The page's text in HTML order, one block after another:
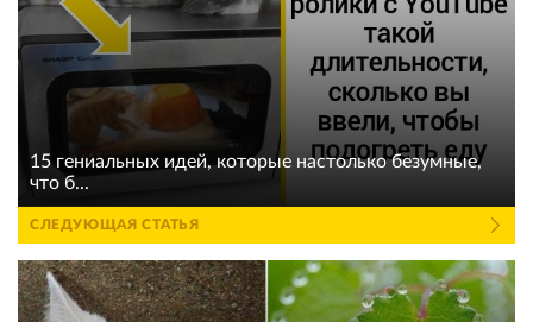
15 гениальных идей, которые настолько безумные,
что б...
СЛЕДУЮЩАЯ СТАТЬЯ